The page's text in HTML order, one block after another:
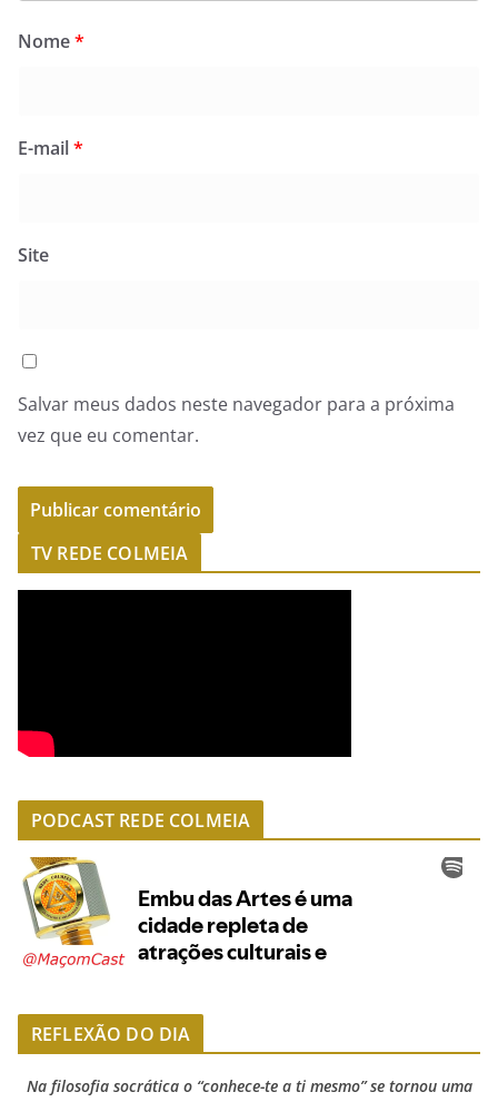
Nome*
E-mail*
Site
Salvar meus dados neste navegador para a próxima
vez que eu comentar.
TV REDE COLMEIA
PODCAST REDE COLMEIA
REFLEXÃO DO DIA
Na filosofia socrática o “conhece-te a ti mesmo” se tornou uma